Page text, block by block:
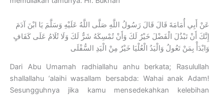
عَنْ أَبِي أُمَامَةَ قَالَ قَالَ رَسُولُ اللَّهِ صَلَّى اللَّهُ عَلَيْهِ وَسَلَّمَ يَا ابْنَ آدَمَ
إِنَّكَ أَنْ تَبْذُلَ الْفَضْلَ خَيْرٌ لَكَ وَأَنْ تُمْسِكَهُ شَرٌّ لَكَ وَلَا تُلَامُ عَلَى كَفَافٍ
وَابْدَأْ بِمَنْ تَعُولُ وَالْيَدُ الْعُلْيَا خَيْرٌ مِنْ الْيَدِ السُّفْلَى
Dari Abu Umamah radhiallahu anhu berkata; Rasulullah
shallallahu ‘alaihi wasallam bersabda: Wahai anak Adam!
Sesungguhnya jika kamu mensedekahkan kelebihan